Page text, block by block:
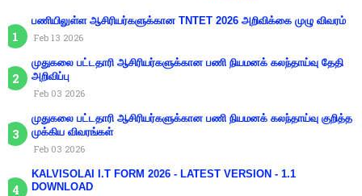
பணியிலுள்ள ஆசிரியர்களுக்கான TNTET 2026 அறிவிக்கை முழு விவரம்
Feb 13 2026
முதுகலை பட்டதாரி ஆசிரியர்களுக்கான பணி நியமனக் கலந்தாய்வு தேதி
அறிவிப்பு
Feb 03 2026
முதுகலை பட்டதாரி ஆசிரியர்களுக்கான பணி நியமனக் கலந்தாய்வு குறித்த
முக்கிய விவரங்கள்
Feb 03 2026
KALVISOLAI I.T FORM 2026 - LATEST VERSION - 1.1
DOWNLOAD